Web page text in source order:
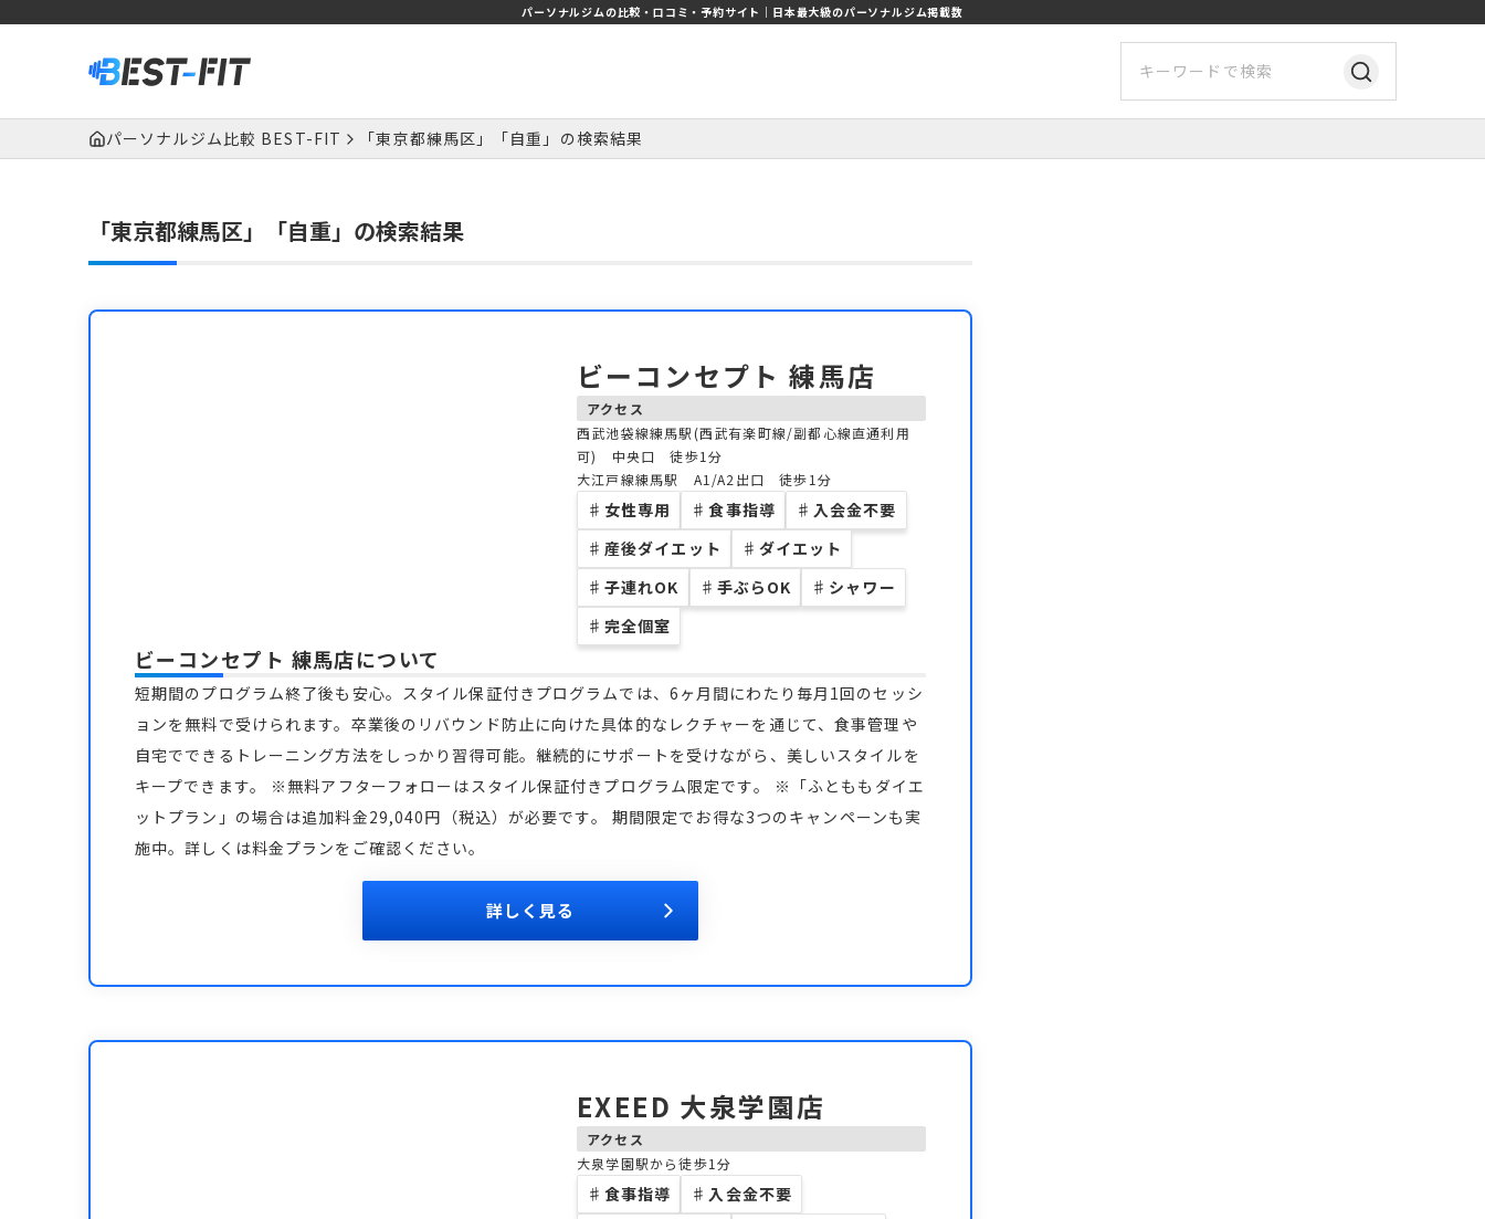
パーソナルジムの比較・口コミ・予約サイト｜日本最大級のパーソナルジム掲載数
パーソナルジム比較 BEST-FIT 「東京都練馬区」「自重」の検索結果
「東京都練馬区」「自重」の検索結果
ビーコンセプト 練馬店
アクセス
西武池袋線練馬駅(西武有楽町線/副都心線直通利用
可) 中央口 徒歩1分
大江戸線練馬駅 A1/A2出口 徒歩1分
♯ 女性専用 ♯ 食事指導 ♯ 入会金不要
♯ 産後ダイエット ♯ ダイエット
♯ 子連れOK ♯ 手ぶらOK ♯ シャワー
♯ 完全個室
ビーコンセプト 練馬店について
短期間のプログラム終了後も安心。スタイル保証付きプログラムでは、6ヶ月間にわたり毎月1回のセッシ
ョンを無料で受けられます。卒業後のリバウンド防止に向けた具体的なレクチャーを通じて、食事管理や
自宅でできるトレーニング方法をしっかり習得可能。継続的にサポートを受けながら、美しいスタイルを
キープできます。 ※無料アフターフォローはスタイル保証付きプログラム限定です。 ※「ふとももダイエ
ットプラン」の場合は追加料金29,040円（税込）が必要です。 期間限定でお得な3つのキャンペーンも実
施中。詳しくは料金プランをご確認ください。
詳しく見る
EXEED 大泉学園店
アクセス
大泉学園駅から徒歩1分
♯ 食事指導 ♯ 入会金不要